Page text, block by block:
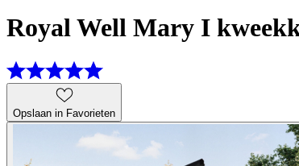
Royal Well Mary I
Opslaan in Favorieten